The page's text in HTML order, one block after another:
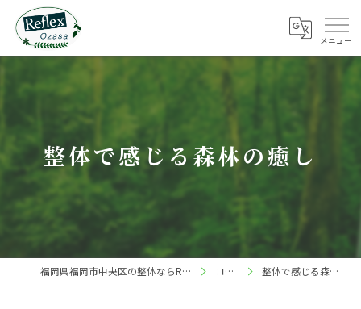
整体で感じる森林の癒し
福岡県福岡市中央区の整体ならReflex 小笹店 コラム 整体で感じる森林の癒し